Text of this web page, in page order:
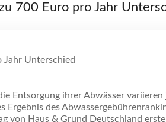
700 Euro pro Jahr
Jahr Unterschied
Entsorgung ihrer Abwässer variieren
des
von Haus & Grund Deutschland